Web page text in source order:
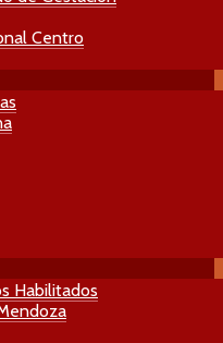
Centro
Habilitados